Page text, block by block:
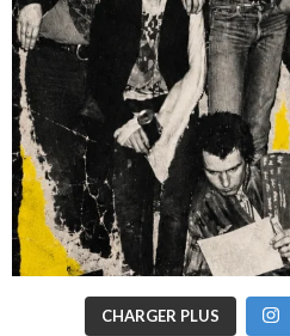
CHARGER PLUS